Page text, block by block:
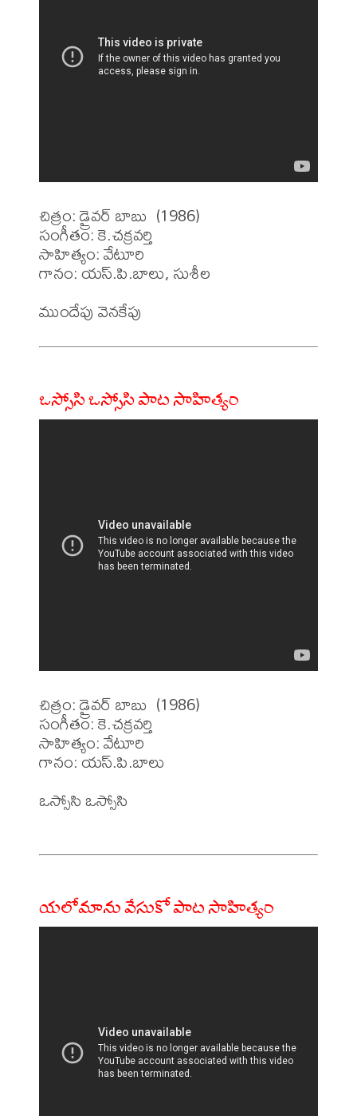
చిత్రం: డ్రైవర్ బాబు  (1986)
సంగీతం: కె.చక్రవర్తి
సాహిత్యం: వేటూరి
గానం: యస్.పి.బాలు, సుశీల
ఒస్సోసి ఒస్సోసి పాట సాహిత్యం
చిత్రం: డ్రైవర్ బాబు  (1986)
సంగీతం: కె.చక్రవర్తి
సాహిత్యం: వేటూరి
గానం: యస్.పి.బాలు
ఒస్సోసి ఒస్సోసి
యలోమాను వేసుకో పాట సాహిత్యం